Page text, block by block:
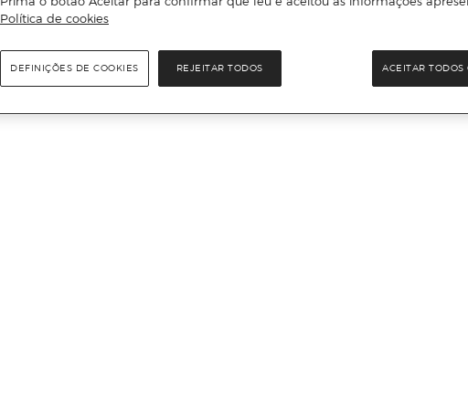
Política de cookies
REJEITAR TODOS ACEITAR TODOS
DEFINIÇÕES DE COOKIES